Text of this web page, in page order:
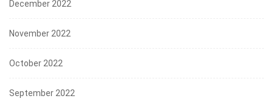
December 2022
November 2022
October 2022
September 2022